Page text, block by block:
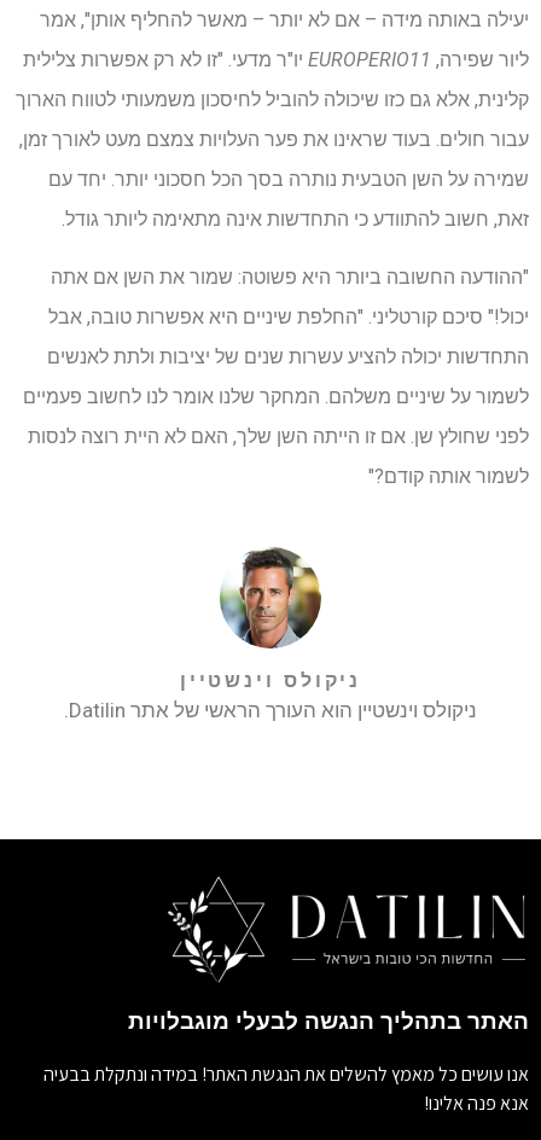
יעילה באותה מידה – אם לא יותר – מאשר להחליף אותן", אמר
ליור שפירה, EUROPERIO11 יו"ר מדעי. "זו לא רק אפשרות צלילית
קלינית, אלא גם כזו שיכולה להוביל לחיסכון משמעותי לטווח הארוך
עבור חולים. בעוד שראינו את פער העלויות צמצם מעט לאורך זמן,
שמירה על השן הטבעית נותרה בסך הכל חסכוני יותר. יחד עם
זאת, חשוב להתוודע כי התחדשות אינה מתאימה ליותר גודל.
"ההודעה החשובה ביותר היא פשוטה: שמור את השן אם אתה
יכול!" סיכם קורטליני. "החלפת שיניים היא אפשרות טובה, אבל
התחדשות יכולה להציע עשרות שנים של יציבות ולתת לאנשים
לשמור על שיניים משלהם. המחקר שלנו אומר לנו לחשוב פעמיים
לפני שחולץ שן. אם זו הייתה השן שלך, האם לא היית רוצה לנסות
לשמור אותה קודם?"
ניקולס וינשטיין
ניקולס וינשטיין הוא העורך הראשי של אתר Datilin.
האתר בתהליך הנגשה לבעלי מוגבלויות
אנו עושים כל מאמץ להשלים את הנגשת האתר! במידה ונתקלת בבעיה
אנא פנה אלינו!